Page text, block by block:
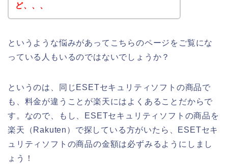
ど、、、
というような悩みがあってこちらのページをご覧にな
っている人もいるのではないでしょうか？
というのは、同じESETセキュリティソフトの商品で
も、料金が違うことが楽天にはよくあることだからで
す。なので、もし、ESETセキュリティソフトの商品を
楽天（Rakuten）で探している方がいたら、ESETセキ
ュリティソフトの商品の金額は必ずみるようにしまし
ょう！